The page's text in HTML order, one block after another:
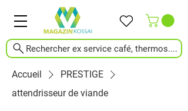
Rechercher ex service café, thermos....
Accueil
PRESTIGE
attendrisseur de viande